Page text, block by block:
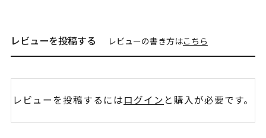
レビューを投稿する レビューの書き方はこちら
レビューを投稿するにはログイン と購入が必要です。